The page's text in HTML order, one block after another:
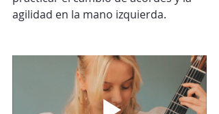
agilidad en la mano izquierda.